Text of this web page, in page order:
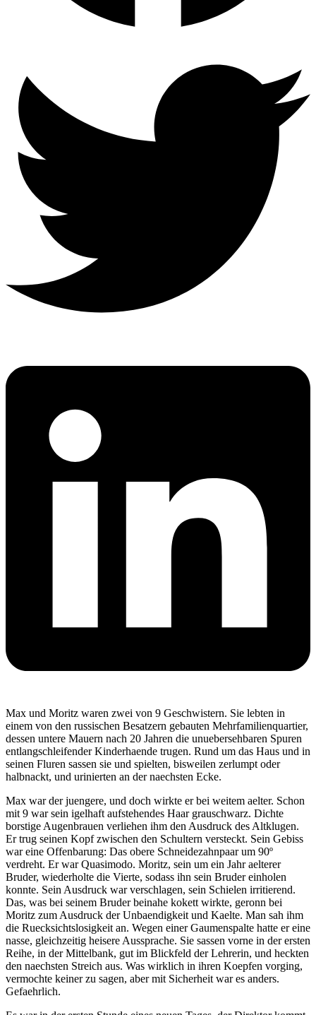
Max und Moritz waren zwei von 9 Geschwistern. Sie lebten in
einem von den russischen Besatzern gebauten Mehrfamilienquartier,
dessen untere Mauern nach 20 Jahren die unuebersehbaren Spuren
entlangschleifender Kinderhaende trugen. Rund um das Haus und in
seinen Fluren sassen sie und spielten, bisweilen zerlumpt oder
halbnackt, und urinierten an der naechsten Ecke.
Max war der juengere, und doch wirkte er bei weitem aelter. Schon
mit 9 war sein igelhaft aufstehendes Haar grauschwarz. Dichte
borstige Augenbrauen verliehen ihm den Ausdruck des Altklugen.
Er trug seinen Kopf zwischen den Schultern versteckt. Sein Gebiss
war eine Offenbarung: Das obere Schneidezahnpaar um 90º
verdreht. Er war Quasimodo. Moritz, sein um ein Jahr aelterer
Bruder, wiederholte die Vierte, sodass ihn sein Bruder einholen
konnte. Sein Ausdruck war verschlagen, sein Schielen irritierend.
Das, was bei seinem Bruder beinahe kokett wirkte, geronn bei
Moritz zum Ausdruck der Unbaendigkeit und Kaelte. Man sah ihm
die Ruecksichtslosigkeit an. Wegen einer Gaumenspalte hatte er eine
nasse, gleichzeitig heisere Aussprache. Sie sassen vorne in der ersten
Reihe, in der Mittelbank, gut im Blickfeld der Lehrerin, und heckten
den naechsten Streich aus. Was wirklich in ihren Koepfen vorging,
vermochte keiner zu sagen, aber mit Sicherheit war es anders.
Gefaehrlich.